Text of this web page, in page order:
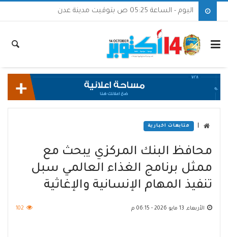
اليوم - الساعة 05:25 ص بتوقيت مدينة عدن
متابعات اخبارية
محافظ البنك المركزي يبحث مع
ممثل برنامج الغذاء العالمي سبل
تنفيذ المهام الإنسانية والإغاثية
الأربعاء, 13 مايو 2026 - 06:15 م 102